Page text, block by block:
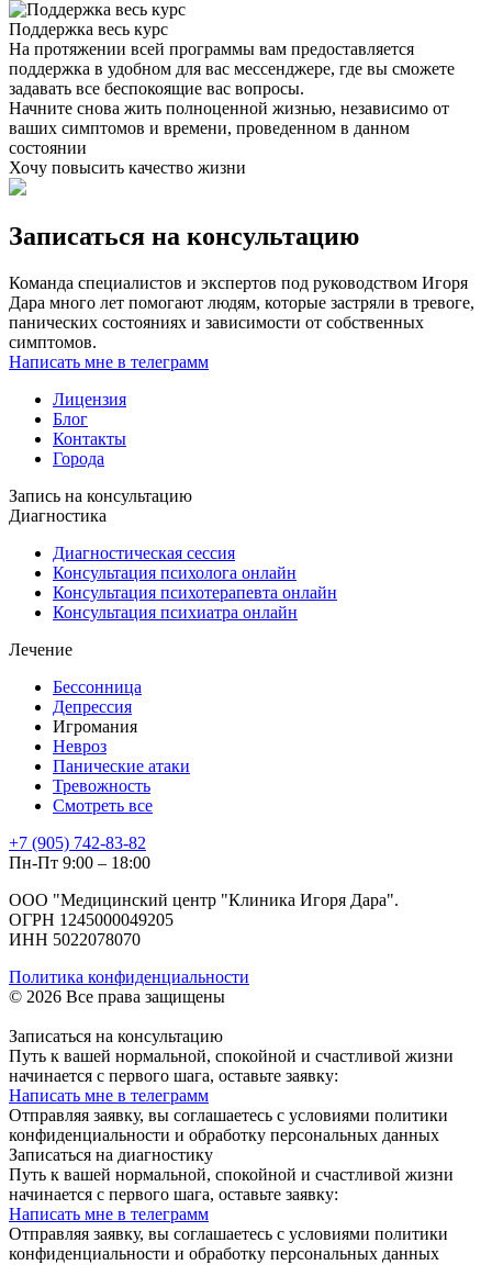
Поддержка весь курс
На протяжении всей программы вам предоставляется
поддержка в удобном для вас мессенджере, где вы сможете
задавать все беспокоящие вас вопросы.
Начните снова жить полноценной жизнью, независимо от
ваших симптомов и времени, проведенном в данном
состоянии
Хочу повысить качество жизни
Записаться на консультацию
Команда специалистов и экспертов под руководством Игоря
Дара много лет помогают людям, которые застряли в тревоге,
панических состояниях и зависимости от собственных
симптомов.
Написать мне в телеграмм
Лицензия
Блог
Контакты
Города
Запись на консультацию
Диагностика
Диагностическая сессия
Консультация психолога онлайн
Консультация психотерапевта онлайн
Консультация психиатра онлайн
Лечение
Бессонница
Депрессия
Игромания
Невроз
Панические атаки
Тревожность
Смотреть все
+7 (905) 742-83-82
Пн-Пт 9:00 – 18:00
ООО "Медицинский центр "Клиника Игоря Дара".
ОГРН 1245000049205
ИНН 5022078070
Политика конфиденциальности
© 2026 Все права защищены
Записаться на консультацию
Путь к вашей нормальной, спокойной и счастливой жизни
начинается с первого шага, оставьте заявку:
Написать мне в телеграмм
Отправляя заявку, вы соглашаетесь с условиями политики
конфиденциальности и обработку персональных данных
Записаться на диагностику
Путь к вашей нормальной, спокойной и счастливой жизни
начинается с первого шага, оставьте заявку:
Написать мне в телеграмм
Отправляя заявку, вы соглашаетесь с условиями политики
конфиденциальности и обработку персональных данных